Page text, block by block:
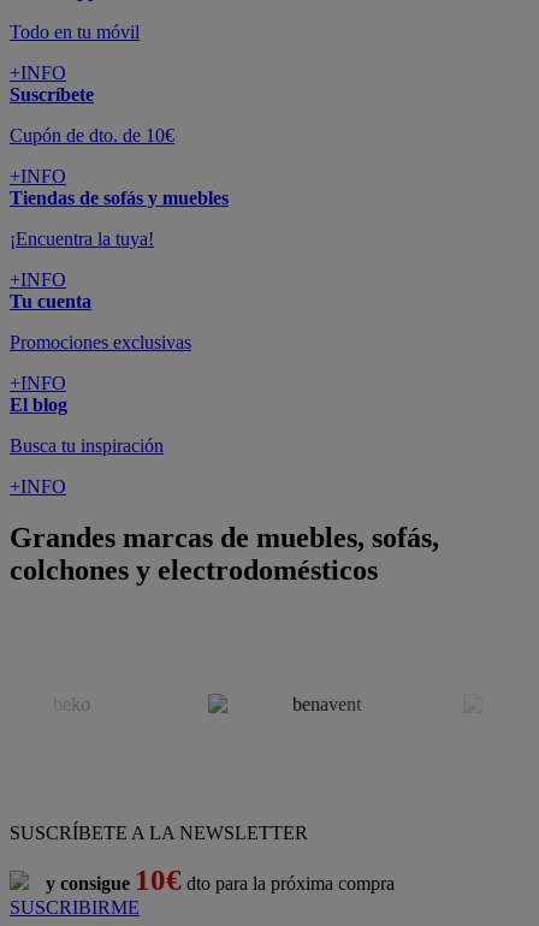
Todo en tu móvil
+INFO
Suscríbete
Cupón de dto. de 10€
+INFO
Tiendas de sofás y muebles
¡Encuentra la tuya!
+INFO
Tu cuenta
Promociones exclusivas
+INFO
El blog
Busca tu inspiración
+INFO
Grandes marcas de muebles, sofás,
colchones y electrodomésticos
SUSCRÍBETE A LA NEWSLETTER
y consigue 10€ dto para la próxima compra
SUSCRIBIRME